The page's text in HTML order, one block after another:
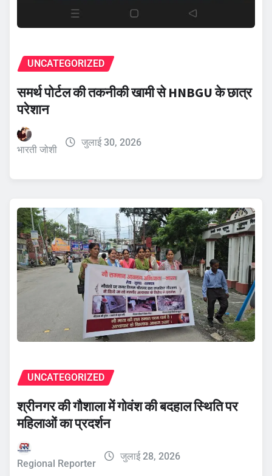
UNCATEGORIZED
समर्थ पोर्टल की तकनीकी खामी से HNBGU के छात्र
परेशान
भारती जोशी
जुलाई 30, 2026
UNCATEGORIZED
श्रीनगर की गौशाला में गोवंश की बदहाल स्थिति पर
महिलाओं का प्रदर्शन
Regional Reporter
जुलाई 28, 2026